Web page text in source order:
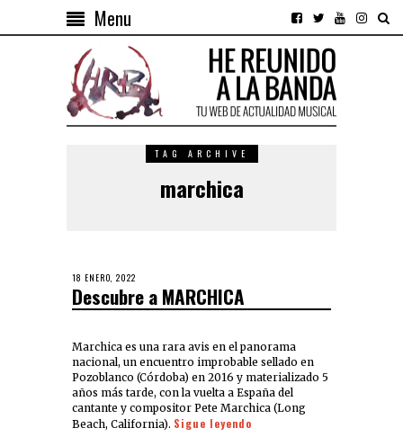
Menu
TAG ARCHIVE
marchica
18 ENERO, 2022
Descubre a MARCHICA
Marchica es una rara avis en el panorama
nacional, un encuentro improbable sellado en
Pozoblanco (Córdoba) en 2016 y materializado 5
años más tarde, con la vuelta a España del
cantante y compositor Pete Marchica (Long
Beach, California). Sigue leyendo